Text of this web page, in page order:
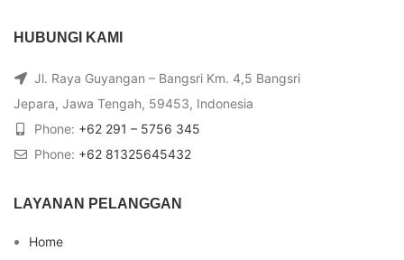
HUBUNGI KAMI
Jl. Raya Guyangan – Bangsri Km. 4,5 Bangsri
Jepara, Jawa Tengah, 59453, Indonesia
Phone: +62 291 – 5756 345
Phone: +62 81325645432
LAYANAN PELANGGAN
Home